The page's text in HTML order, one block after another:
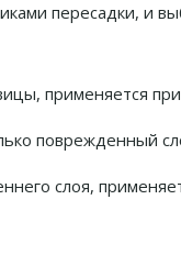
пересадки, и
применяется
поврежденный
слоя,